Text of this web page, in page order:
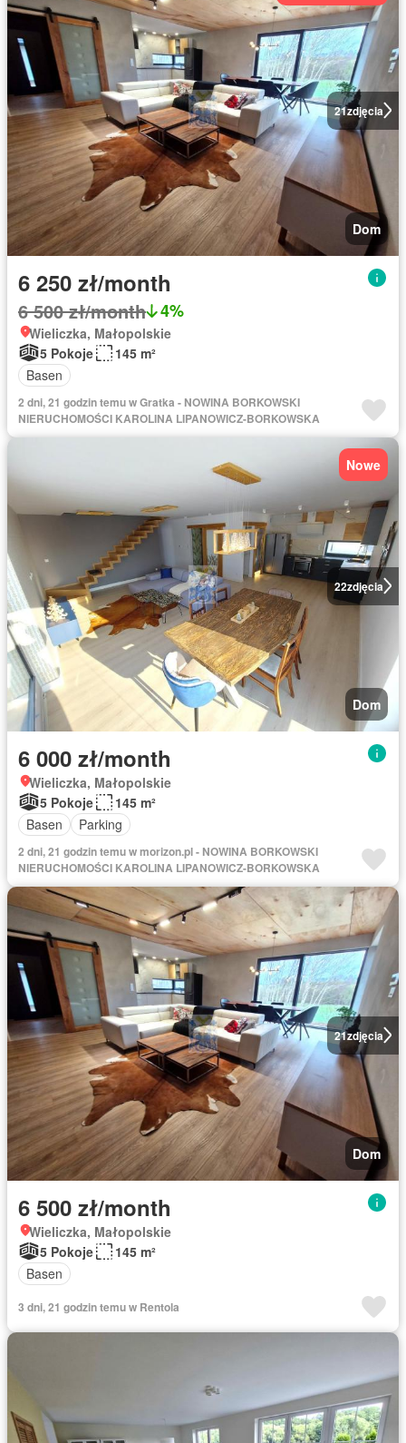
21zdjęcia
Dom
6 250 zł/month
6 500 zł/month 4%
Wieliczka, Małopolskie
5 Pokoje
145 m²
Basen
2 dni, 21 godzin temu w Gratka - NOWINA BORKOWSKI
NIERUCHOMOŚCI KAROLINA LIPANOWICZ-BORKOWSKA
22zdjęcia
Nowe
Dom
6 000 zł/month
Wieliczka, Małopolskie
5 Pokoje
145 m²
Basen
Parking
2 dni, 21 godzin temu w morizon.pl - NOWINA BORKOWSKI
NIERUCHOMOŚCI KAROLINA LIPANOWICZ-BORKOWSKA
21zdjęcia
Dom
6 500 zł/month
Wieliczka, Małopolskie
5 Pokoje
145 m²
Basen
3 dni, 21 godzin temu w Rentola